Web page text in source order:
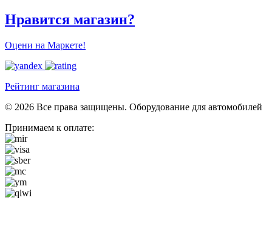
Нравится магазин?
Оцени на Маркете!
Рейтинг магазина
© 2026 Все права защищены. Оборудование для автомобилей
Принимаем к оплате: